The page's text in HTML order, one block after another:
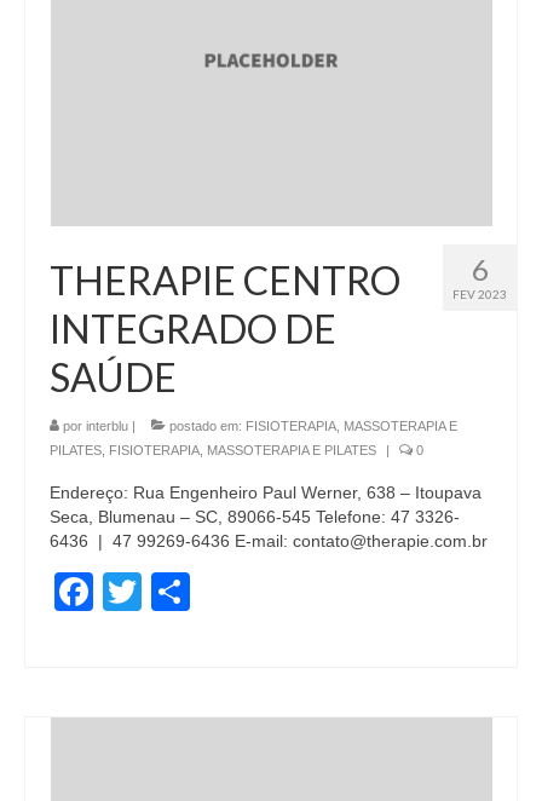
6
FEV 2023
THERAPIE CENTRO
INTEGRADO DE
SAÚDE
por interblu | postado em: FISIOTERAPIA, MASSOTERAPIA E
PILATES FISIOTERAPIA, MASSOTERAPIA E PILATES | 0
Endereço: Rua Engenheiro Paul Werner, 638 – Itoupava
Seca, Blumenau – SC, 89066-545 Telefone: 47 3326-
6436 | 47 99269-6436 E-mail: contato@therapie.com.br
Facebook
Twitter